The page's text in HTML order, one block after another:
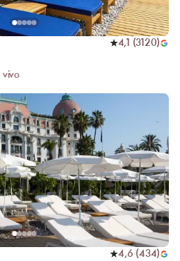
4,1 (3120)
vivo
4,6 (434)